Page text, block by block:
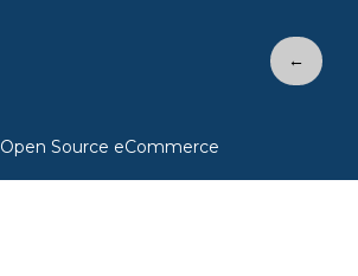
←
Open Source eCommerce